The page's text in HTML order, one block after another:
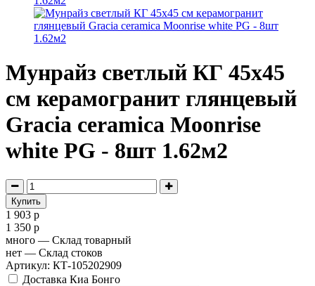
Мунрайз светлый КГ 45х45
см керамогранит глянцевый
Gracia ceramica Moonrise
white PG - 8шт 1.62м2
1 903 р
1 350 р
много — Склад товарный
нет — Склад стоков
Артикул: КТ-105202909
Доставка Киа Бонго